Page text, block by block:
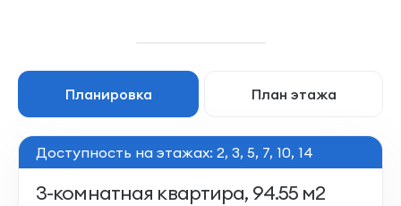
Планировка План этажа
Доступность на этажах: 2, 3, 5, 7, 10, 14
3-комнатная квартира, 94.55 м2